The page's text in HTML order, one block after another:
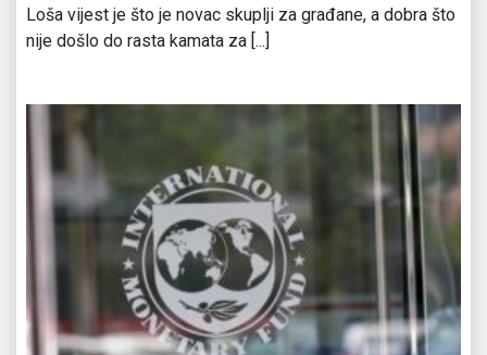
Loša vijest je što je novac skuplji za građane, a dobra što
nije došlo do rasta kamata za [...]